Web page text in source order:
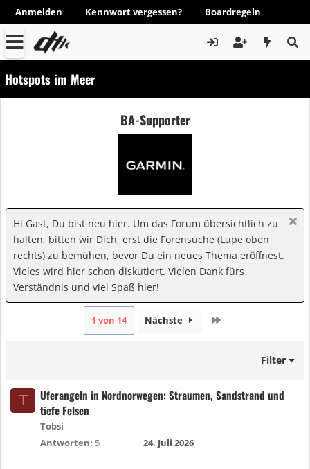
Anmelden Kennwort vergessen? Boardregeln
Hotspots im Meer
BA-Supporter
Hi Gast, Du bist neu hier. Um das Forum übersichtlich zu
halten, bitten wir Dich, erst die Forensuche (Lupe oben
rechts) zu bemühen, bevor Du ein neues Thema eröffnest.
Vieles wird hier schon diskutiert. Vielen Dank fürs
Verständnis und viel Spaß hier!
1 von 14 Nächste
Filter
T
Uferangeln in Nordnorwegen: Straumen, Sandstrand und
tiefe Felsen
Tobsi
Antworten 5 24. Juli 2026